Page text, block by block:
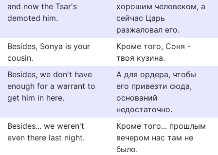
and now the Tsar's
demoted him.
хорошим человеком, а
сейчас Царь
разжаловал его.
Besides, Sonya is your
cousin.
Кроме того, Соня -
твоя кузина.
Besides, we don't have
enough for a warrant to
get him in here.
А для ордера, чтобы
его привезти сюда,
оснований
недостаточно.
Besides... we weren't
even there last night.
Кроме того... прошлым
вечером нас там не
было.